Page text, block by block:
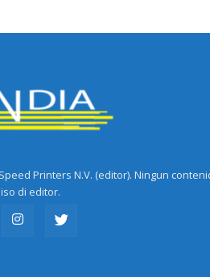
Printers N.V. (editor). Ningun
di editor.